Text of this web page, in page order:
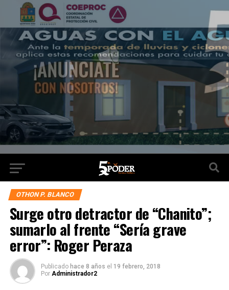
OTHON P. BLANCO
Surge otro detractor de “Chanito”;
sumarlo al frente “Sería grave
error”: Roger Peraza
Publicado hace 8 años el 19 febrero, 2018
Por Administrador2